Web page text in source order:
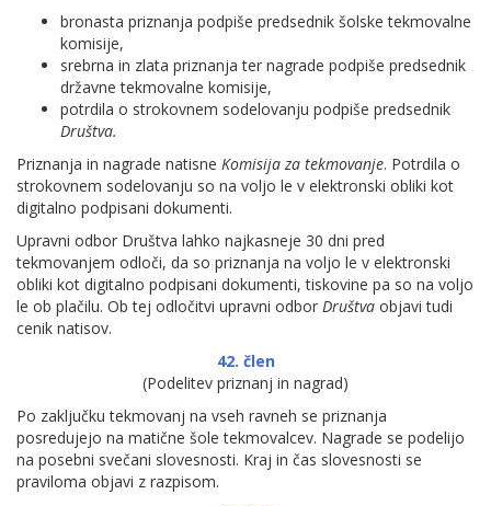
bronasta priznanja podpiše predsednik šolske tekmovalne
komisije,
srebrna in zlata priznanja ter nagrade podpiše predsednik
državne tekmovalne komisije,
potrdila o strokovnem sodelovanju podpiše predsednik
Društva.
Priznanja in nagrade natisne Komisija za tekmovanje. Potrdila o
strokovnem sodelovanju so na voljo le v elektronski obliki kot
digitalno podpisani dokumenti.
Upravni odbor Društva lahko najkasneje 30 dni pred
tekmovanjem odloči, da so priznanja na voljo le v elektronski
obliki kot digitalno podpisani dokumenti, tiskovine pa so na voljo
le ob plačilu. Ob tej odločitvi upravni odbor Društva objavi tudi
cenik natisov.
42. člen
(Podelitev priznanj in nagrad)
Po zaključku tekmovanj na vseh ravneh se priznanja
posredujejo na matične šole tekmovalcev. Nagrade se podelijo
na posebni svečani slovesnosti. Kraj in čas slovesnosti se
praviloma objavi z razpisom.